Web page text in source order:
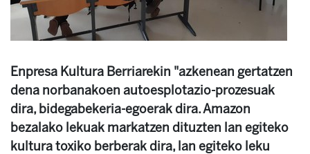
Enpresa Kultura Berriarekin "azkenean gertatzen
dena norbanakoen autoesplotazio-prozesuak
dira, bidegabekeria-egoerak dira. Amazon
bezalako lekuak markatzen dituzten lan egiteko
kultura toxiko berberak dira, lan egiteko leku